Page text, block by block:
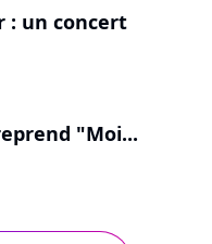
: un concert
"Moi...